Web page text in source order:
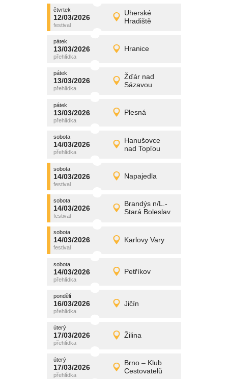
čtvrtek
12/03/2026
Uherské
Hradiště
čtvrtek
12/03/2026 Detail
promítání
pátek
13/03/2026 Hranice
pátek
13/03/2026 Detail
promítání
pátek
13/03/2026
Žďár nad
Sázavou
pátek
13/03/2026 Detail
promítání
pátek
13/03/2026 Plesná
pátek
13/03/2026 Detail
promítání
sobota
14/03/2026
Hanušovce
nad Topľou
sobota
14/03/2026 Detail
promítání
sobota
14/03/2026 Napajedla
sobota
14/03/2026 Detail
promítání
sobota
14/03/2026
Brandýs n/L.-
Stará Boleslav
sobota
14/03/2026 Detail
promítání
sobota
14/03/2026 Karlovy Vary
sobota
14/03/2026 Detail
promítání
sobota
14/03/2026 Petříkov
sobota
14/03/2026 Detail
promítání
pondělí
16/03/2026 Jičín
pondělí
16/03/2026 Detail
promítání
úterý
17/03/2026 Žilina
úterý
17/03/2026 Detail
promítání
úterý
17/03/2026
Brno – Klub
Cestovatelů
úterý
17/03/2026 Detail
promítání